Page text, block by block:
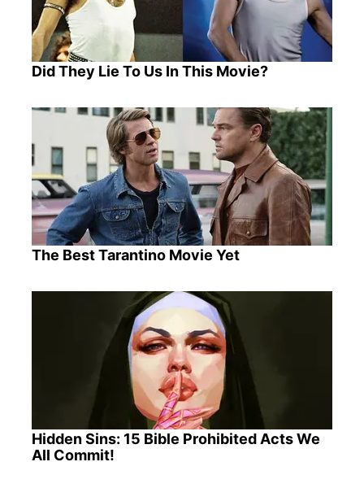
Did They Lie To Us In This Movie?
The Best Tarantino Movie Yet
Hidden Sins: 15 Bible Prohibited Acts We
All Commit!